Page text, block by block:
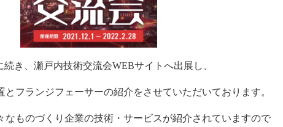
き、瀬戸内技術交流会WEBサイトへ出展し、
とフランジフェーサーの紹介をさせていただいております。
ものづくり企業の技術・サービスが紹介されていますので